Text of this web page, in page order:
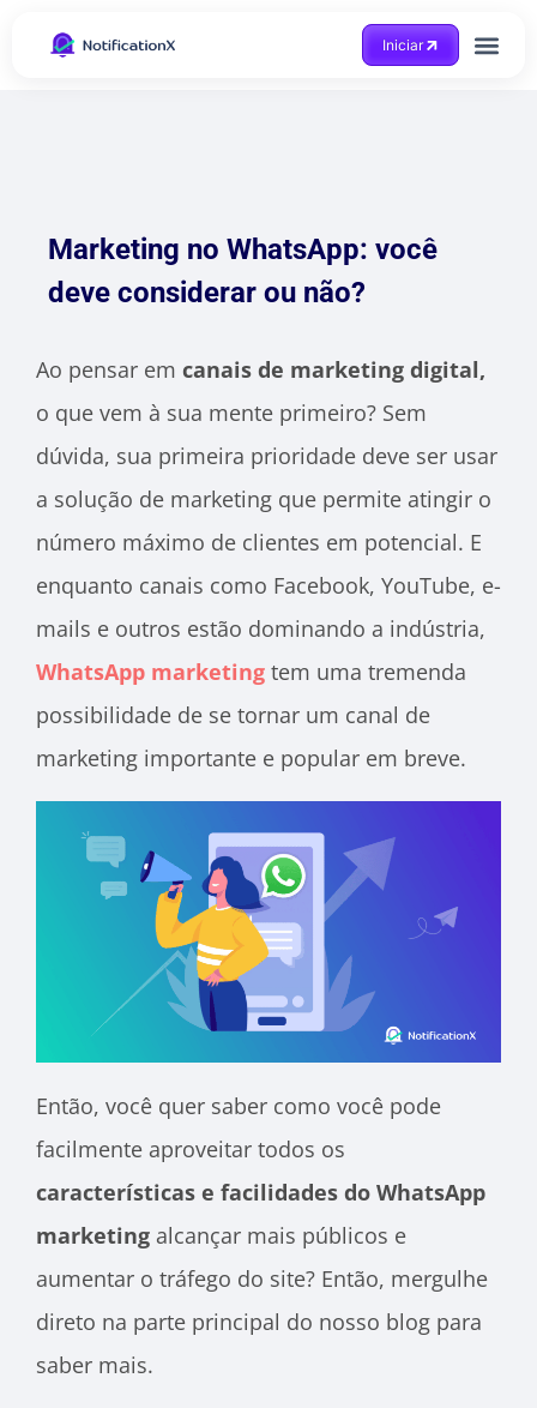
Iniciar
Marketing no WhatsApp: você
deve considerar ou não?
Ao pensar em canais de marketing digital,
o que vem à sua mente primeiro? Sem
dúvida, sua primeira prioridade deve ser usar
a solução de marketing que permite atingir o
número máximo de clientes em potencial. E
enquanto canais como Facebook, YouTube, e-
mails e outros estão dominando a indústria,
WhatsApp marketing tem uma tremenda
possibilidade de se tornar um canal de
marketing importante e popular em breve.
Então, você quer saber como você pode
facilmente aproveitar todos os
características e facilidades do WhatsApp
marketing alcançar mais públicos e
aumentar o tráfego do site? Então, mergulhe
direto na parte principal do nosso blog para
saber mais.